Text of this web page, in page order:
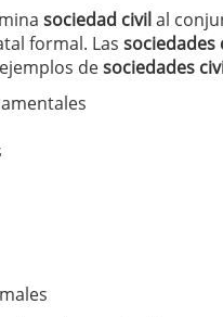
segmentos están creciendo
sociedad civilal
formal. Las sociedades
desociedades